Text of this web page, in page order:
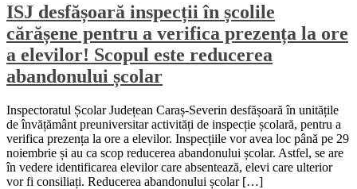
ISJ desfășoară inspecții în școlile
cărășene pentru a verifica prezența la ore
a elevilor! Scopul este reducerea
abandonului școlar
Inspectoratul Școlar Județean Caraș-Severin desfășoară în unitățile
de învățământ preuniversitar activități de inspecție școlară, pentru a
verifica prezența la ore a elevilor. Inspecțiile vor avea loc până pe 29
noiembrie și au ca scop reducerea abandonului școlar. Astfel, se are
în vedere identificarea elevilor care absentează, elevi care ulterior
vor fi consiliați. Reducerea abandonului școlar […]